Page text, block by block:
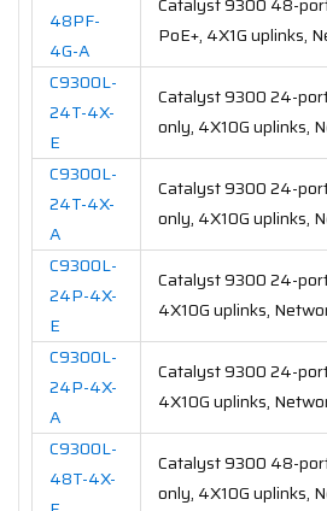
48PF-
4G-A
PoE+, 4X1G uplinks,
C9300L-
24T-4X-
E
Catalyst 9300 24-
only, 4X10G uplinks,
C9300L-
24T-4X-
A
Catalyst 9300 24-
only, 4X10G uplinks,
C9300L-
24P-4X-
E
Catalyst 9300 24-
4X10G uplinks,
C9300L-
24P-4X-
A
Catalyst 9300 24-
4X10G uplinks,
C9300L-
48T-4X-
Catalyst 9300 48-
only, 4X10G uplinks,